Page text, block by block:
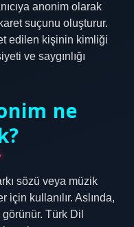
anonim olarak
suçunu oluşturur.
edilen kişinin kimliği
ve saygınlığı
ne
sözü veya müzik
için kullanılır. Aslında,
Türk Dil